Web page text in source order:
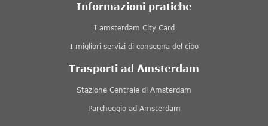
Informazioni pratiche
I amsterdam City Card
I migliori servizi di consegna del cibo
Trasporti ad Amsterdam
Stazione Centrale di Amsterdam
Parcheggio ad Amsterdam